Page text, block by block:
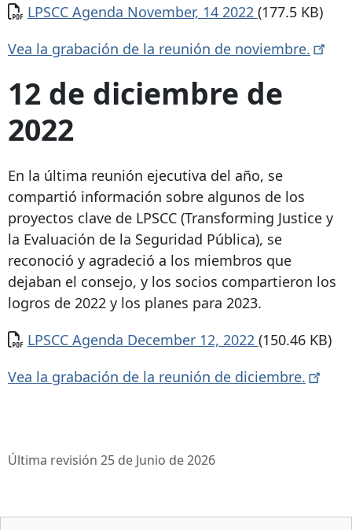
Documento
LPSCC Agenda November, 14 2022 (177.5 KB)
Vea la grabación de la reunión de noviembre.
12 de diciembre de
2022
En la última reunión ejecutiva del año, se
compartió información sobre algunos de los
proyectos clave de LPSCC (Transforming Justice y
la Evaluación de la Seguridad Pública), se
reconoció y agradeció a los miembros que
dejaban el consejo, y los socios compartieron los
logros de 2022 y los planes para 2023.
Documento
LPSCC Agenda December 12, 2022 (150.46 KB)
Vea la grabación de la reunión de diciembre.
Última revisión 25 de Junio de 2026